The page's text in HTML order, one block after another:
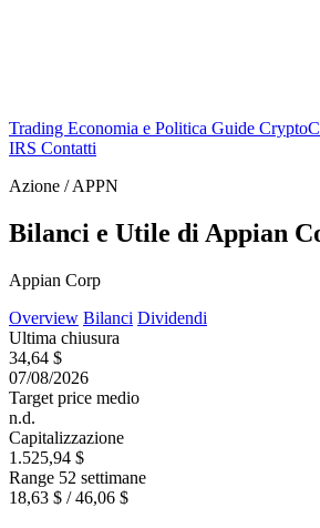
Trading Economia e Politica Guide
IRS Contatti
Azione / APPN
Bilanci e Utile di Appian
Appian Corp
Overview Bilanci Dividendi
Ultima chiusura
34,64 $
07/08/2026
Target price medio
n.d.
Capitalizzazione
1.525,94 $
Range 52 settimane
18,63 $ / 46,06 $